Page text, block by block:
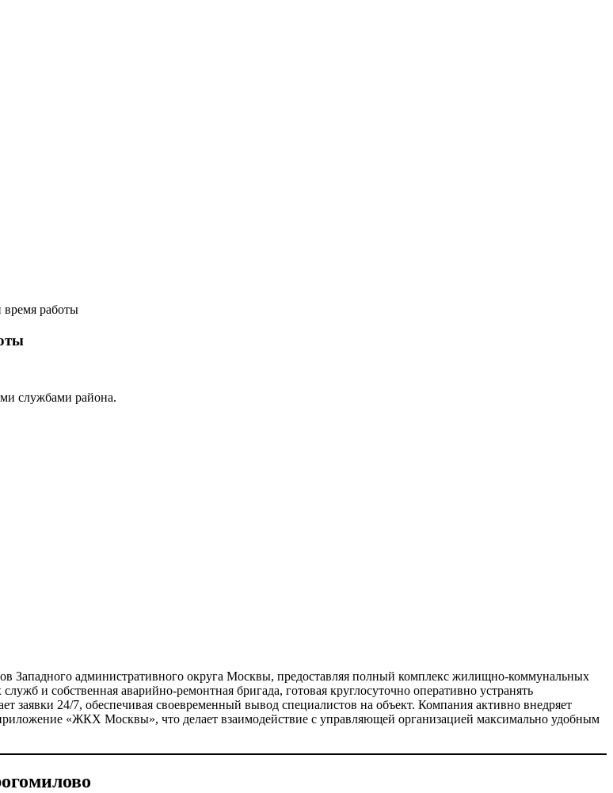
работы
службами района.
административного округа Москвы, предоставляя полный комплекс жилищно-коммунальных
и собственная аварийно-ремонтная бригада, готовая круглосуточно оперативно устранять
заявки 24/7, обеспечивая своевременный вывод специалистов на объект. Компания активно внедряет
«ЖКХ Москвы», что делает взаимодействие с управляющей организацией максимально удобным